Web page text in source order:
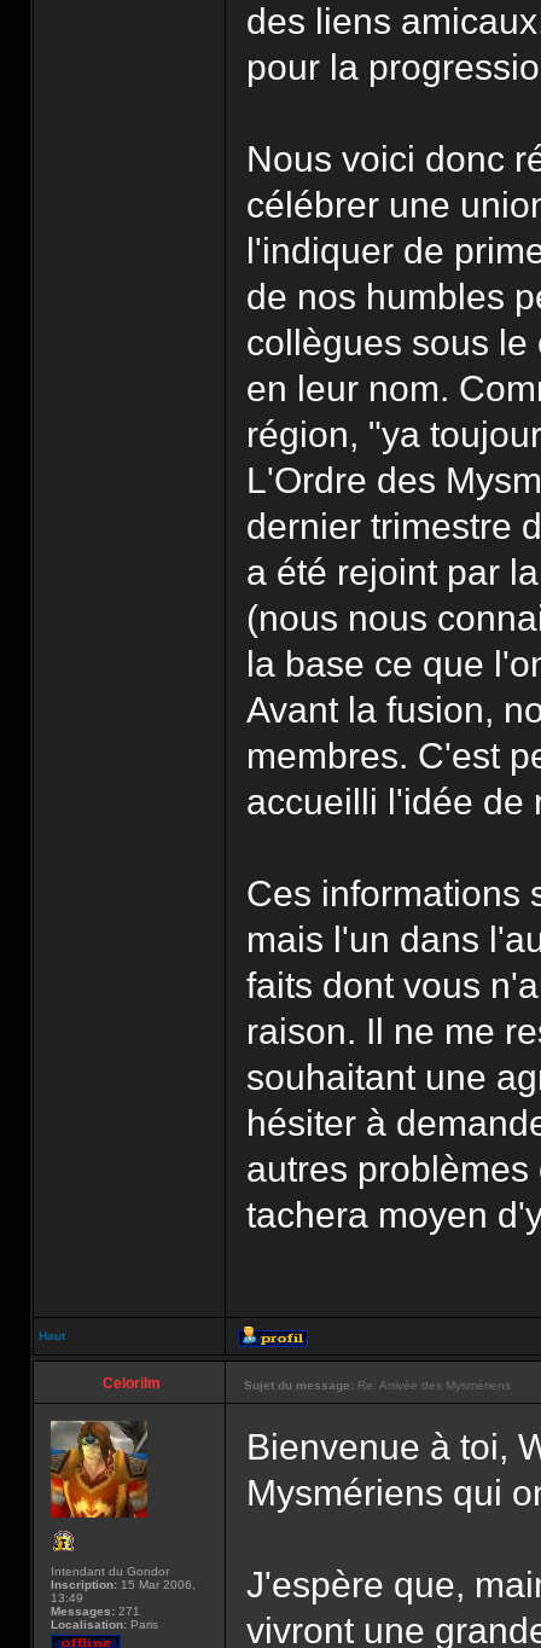
des liens
pour la
Nous voici donc
célébrer une
l'indiquer de
de nos humbles
collègues sous
en leur nom.
région, "ya
L'Ordre des
dernier trimestre
a été rejoint par
(nous nous
la base ce que
Avant la fusion,
membres. C'est
accueilli l'idée de
Ces informations
mais l'un dans
faits dont vous
raison. Il ne me
souhaitant une
hésiter à
autres
tachera moyen
Haut
Celorilm Sujet du message: Re: Arrivée des Mysmériens
Intendant du Gondor
Inscription: 15 Mar 2006,
13:49
Messages: 271
Localisation: Paris
Bienvenue à toi,
Mysmériens qui
J'espère que,
vivront une